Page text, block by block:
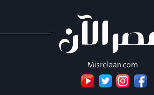
Misrelaan.com